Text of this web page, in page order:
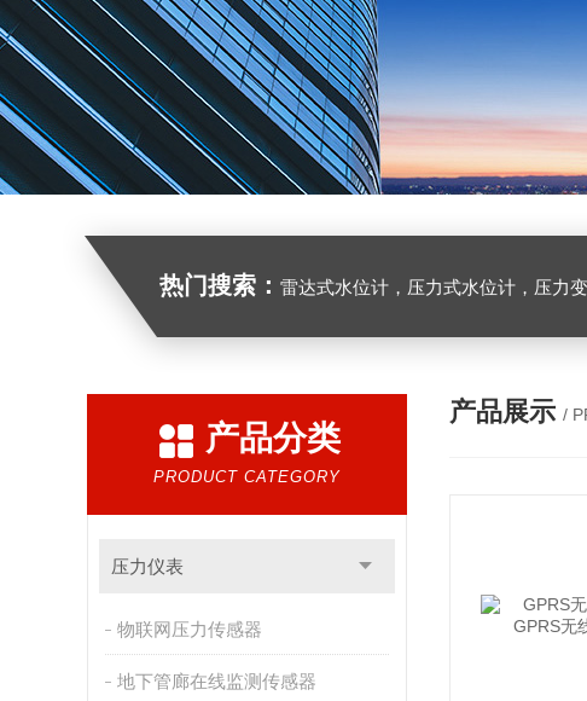
热门搜索： 雷达式水位计，压力式水位计，压力变
产品分类
PRODUCT CATEGORY
压力仪表
物联网压力传感器
地下管廊在线监测传感器
产品展示 /